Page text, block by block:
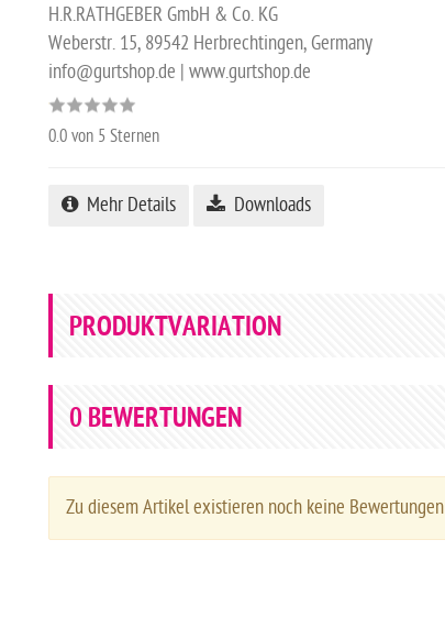
H.R.RATHGEBER GmbH & Co. KG
Weberstr. 15, 89542 Herbrechtingen, Germany
info@gurtshop.de | www.gurtshop.de
0.0 von 5 Sternen
Mehr Details Downloads
PRODUKTVARIATION
0 BEWERTUNGEN
Zu diesem Artikel existieren noch keine Bewertungen